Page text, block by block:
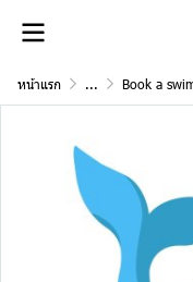
หน้าแรก ... Book a